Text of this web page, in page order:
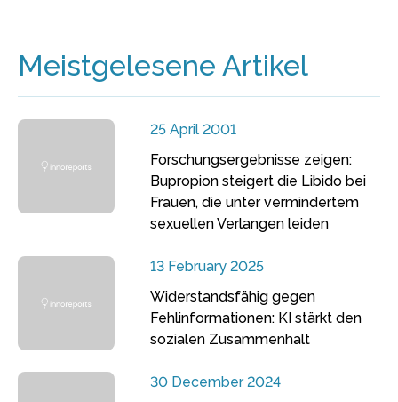
Meistgelesene Artikel
25 April 2001
Forschungsergebnisse zeigen:
Bupropion steigert die Libido bei
Frauen, die unter vermindertem
sexuellen Verlangen leiden
13 February 2025
Widerstandsfähig gegen
Fehlinformationen: KI stärkt den
sozialen Zusammenhalt
30 December 2024